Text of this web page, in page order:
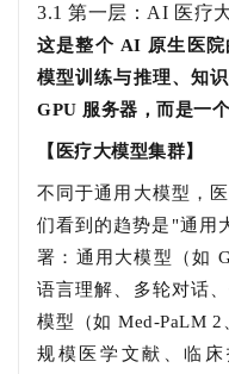
3.1 第一层：AI 医疗
这是整个 AI 原生医院
模型训练与推理、知
GPU 服务器，而是一
【医疗大模型集群】
不同于通用大模型，
们看到的趋势是"通用
署：通用大模型（如
语言理解、多轮对话
模型（如 Med-PaLM
规模医学文献、临